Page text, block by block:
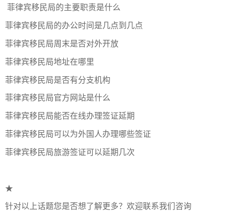
菲律宾移民局的主要职责是什么
菲律宾移民局的办公时间是几点到几点
菲律宾移民局周末是否对外开放
菲律宾移民局地址在哪里
菲律宾移民局是否有分支机构
菲律宾移民局官方网站是什么
菲律宾移民局能否在线办理签证延期
菲律宾移民局可以为外国人办理哪些签证
菲律宾移民局旅游签证可以延期几次
★
针对以上话题您是否想了解更多？欢迎联系我们咨询